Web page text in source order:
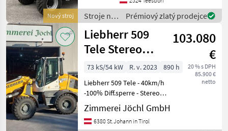
Nový stroj
Gesamthöhe: 2m - Motor: 4-
Zyli
Stroje na
stavbu /
Manitou
Prémiový zlatý prodejce
Liebherr 509
Tele Stereo
Schnellläufer
103.080
€
20 % s DPH
85.900 €
netto
73 kS/54 kW R. v. 2023
890 h
Liebherr 509 Tele - 40km/h
-100% Diff.sperre - Stereo
Lenkung - LED
Arbeitsscheinwerfer -
Fahrschwingungsdämpfer -
Zimmerei Jöchl GmbH
6380 St.Johann in Tirol